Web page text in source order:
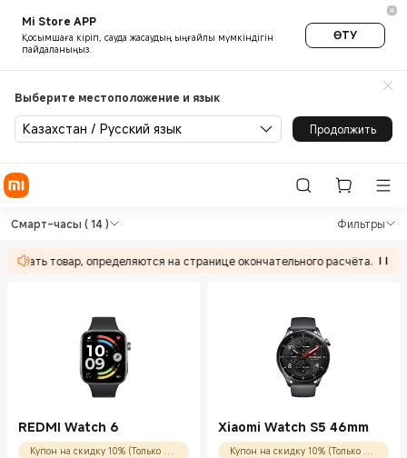
Mi Store APP
Қосымшаға кіріп, сауда жасаудың ыңғайлы мүмкіндігін
пайдаланыңыз.
ӨТУ
Выберите местоположение и язык
Казахстан / Русский язык Продолжить
Shop Смарт-часы Смарт-
Смарт-часы ( 14 ) Фильтры
товар, определяются на странице окончательного расчёта.
Shop Смарт-часы Смарт-часы in
REDMI Watch 6
Купон на скидку 10% (Только для новых пользователей)
Xiaomi Watch S5 46mm
Купон на скидку 10% (Только для новых пользователей)